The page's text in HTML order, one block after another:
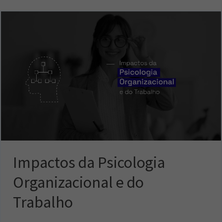
Impactos da Psicologia
Organizacional e do
Trabalho